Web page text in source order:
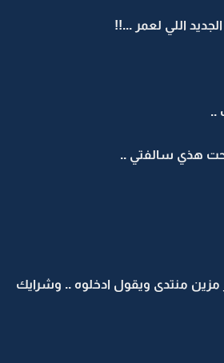
اللي لعمر ...!!
..
هذي سالفتي ..
منتدى ويقول ادخلوه .. وشرايك